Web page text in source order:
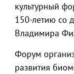
культурный
150-летию со
Владимира
Форум
развития